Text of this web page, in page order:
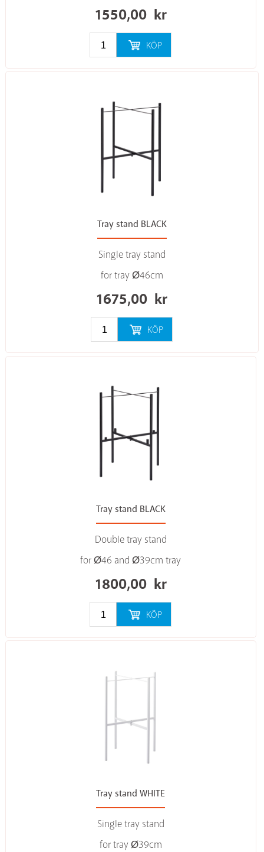
1550,00 kr
KÖP
Tray stand BLACK
Single tray stand
for tray Ø46cm
1675,00 kr
KÖP
Tray stand BLACK
Double tray stand
for Ø46 and Ø39cm tray
1800,00 kr
KÖP
Tray stand WHITE
Single tray stand
for tray Ø39cm